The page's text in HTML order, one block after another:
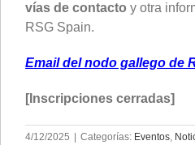
vías de contacto y otra
RSG Spain.
Email del nodo gallego de
[Inscripciones cerradas]
4/12/2025 Categorías: Eventos,